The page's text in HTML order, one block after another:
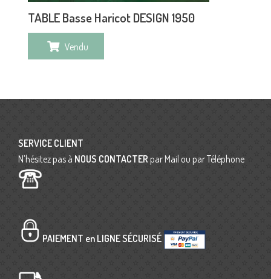
TABLE Basse Haricot DESIGN 1950
Vendu
SERVICE CLIENT
N’hésitez pas à NOUS CONTACTER par Mail ou par Téléphone
PAIEMENT en LIGNE SÉCURISÉ